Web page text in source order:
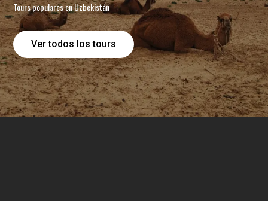
Tours populares en Uzbekistán
Ver todos los tours